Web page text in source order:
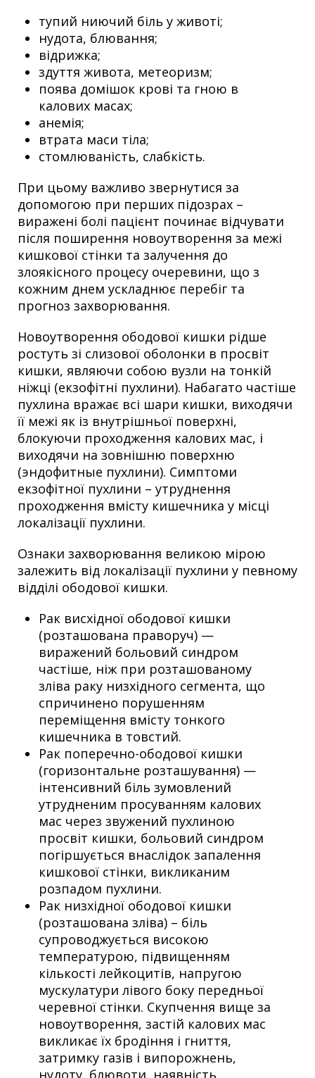
тупий ниючий біль у животі;
нудота, блювання;
відрижка;
здуття живота, метеоризм;
поява домішок крові та гною в
калових масах;
анемія;
втрата маси тіла;
стомлюваність, слабкість.
При цьому важливо звернутися за
допомогою при перших підозрах –
виражені болі пацієнт починає відчувати
після поширення новоутворення за межі
кишкової стінки та залучення до
злоякісного процесу очеревини, що з
кожним днем ​​ускладнює перебіг та
прогноз захворювання.
Новоутворення ободової кишки рідше
ростуть зі слизової оболонки в просвіт
кишки, являючи собою вузли на тонкій
ніжці (екзофітні пухлини). Набагато частіше
пухлина вражає всі шари кишки, виходячи
її межі як із внутрішньої поверхні,
блокуючи проходження калових мас, і
виходячи на зовнішню поверхню
(эндофитные пухлини). Симптоми
екзофітної пухлини – утруднення
проходження вмісту кишечника у місці
локалізації пухлини.
Ознаки захворювання великою мірою
залежить від локалізації пухлини у певному
відділі ободової кишки.
Рак висхідної ободової кишки
(розташована праворуч) —
виражений больовий синдром
частіше, ніж при розташованому
зліва раку низхідного сегмента, що
спричинено порушенням
переміщення вмісту тонкого
кишечника в товстий.
Рак поперечно-ободової кишки
(горизонтальне розташування) —
інтенсивний біль зумовлений
утрудненим просуванням калових
мас через звужений пухлиною
просвіт кишки, больовий синдром
погіршується внаслідок запалення
кишкової стінки, викликаним
розпадом пухлини.
Рак низхідної ободової кишки
(розташована зліва) – біль
супроводжується високою
температурою, підвищенням
кількості лейкоцитів, напругою
мускулатури лівого боку передньої
черевної стінки. Скупчення вище за
новоутворення, застій калових мас
викликає їх бродіння і гниття,
затримку газів і випорожнень,
нудоту, блювоти, наявність